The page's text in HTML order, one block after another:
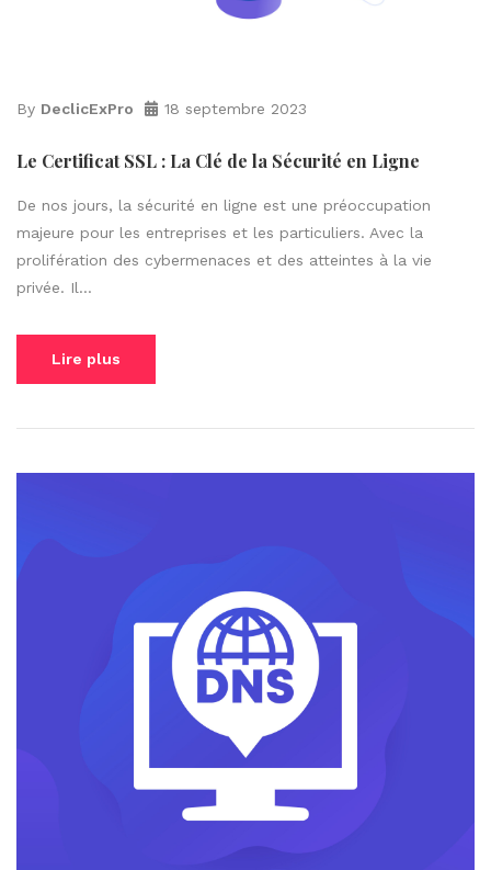
By DeclicExPro 18 septembre 2023
Le Certificat SSL : La Clé de la Sécurité en Ligne
De nos jours, la sécurité en ligne est une préoccupation
majeure pour les entreprises et les particuliers. Avec la
prolifération des cybermenaces et des atteintes à la vie
privée. Il...
Lire plus